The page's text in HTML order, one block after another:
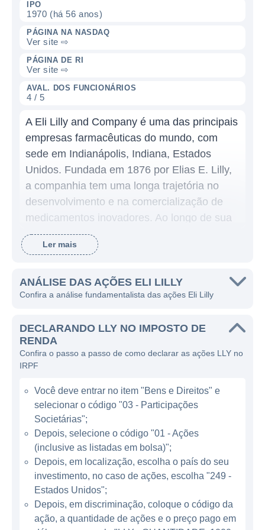
IPO
1970 (há 56 anos)
PÁGINA NA NASDAQ
Ver site ⇨
PÁGINA DE RI
Ver site ⇨
AVAL. DOS FUNCIONÁRIOS
4 / 5
A Eli Lilly and Company é uma das principais
empresas farmacêuticas do mundo, com
sede em Indianápolis, Indiana, Estados
Unidos. Fundada em 1876 por Elias E. Lilly,
a companhia tem uma longa trajetória no
desenvolvimento e na comercialização de
medicamentos inovadores. Ao longo de sua
história, a Eli Lilly se destacou por seu
compromisso com a pesquisa e o
voltadas para diversas áreas da saúde,
incluindo diabetes, oncologia, neurociências
A Eli Lilly atua principalmente no setor
farmacêutico, com foco na pesquisa,
desenvolvimento, fabricação e
comercialização de produtos farmacêuticos.
Seus medicamentos são utilizados no
tratamento de uma variedade de doenças e
condições crônicas, incluindo diabetes,
câncer, dor crônica e distúrbios psiquiátricos.
A empresa ganha dinheiro através da venda
de seus produtos para hospitais, farmácias e
distribuidores, além de royalties e
licenciamento de tecnologias e descobertas
Ler mais
ANÁLISE DAS AÇÕES ELI LILLY
Confira a análise fundamentalista das ações Eli Lilly
DECLARANDO LLY NO IMPOSTO DE
RENDA
Confira o passo a passo de como declarar as ações LLY no
IRPF
Você deve entrar no item "Bens e Direitos" e
selecionar o código "03 - Participações
Societárias";
Depois, selecione o código "01 - Ações
(inclusive as listadas em bolsa)";
Depois, em localização, escolha o país do seu
investimento, no caso de ações, escolha "249 -
Estados Unidos";
Depois, em discriminação, coloque o código da
ação, a quantidade de ações e o preço pago em